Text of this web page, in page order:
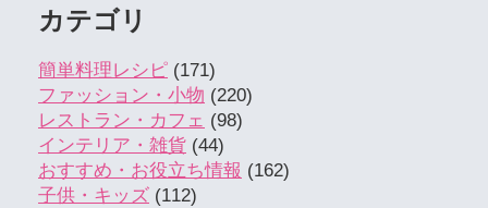
カテゴリ
簡単料理レシピ (171)
ファッション・小物 (220)
レストラン・カフェ (98)
インテリア・雑貨 (44)
おすすめ・お役立ち情報 (162)
子供・キッズ (112)